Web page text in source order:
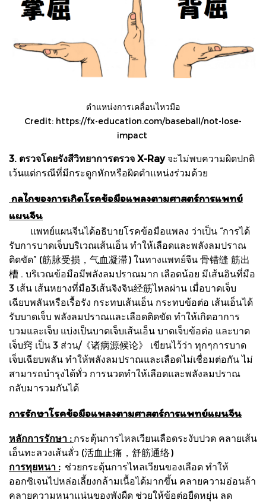
ตำแหน่งการเคลื่อนไหวมือ
Credit: https://fx-education.com/baseball/not-lose-
impact
3. ตรวจโดยรังสีวิทยาการตรวจ X-Rayจะไม่พบความผิดปกติ
เว้นแต่กรณีที่มีกระดูกหักหรือผิดตำแหน่งร่วมด้วย
กลไกของการเกิดโรคข้อมือแพลงตามศาสตร์การแพทย์
แผนจีน
แพทย์แผนจีนได้อธิบายโรคข้อมือแพลง ว่าเป็น “การได้
รับการบาดเจ็บบริเวณเส้นเอ็น ทำให้เลือดและพลังลมปราณ
ติดขัด” (筋脉受损，气血凝滞) ในทางแพทย์จีน 骨错缝 筋出
槽 . บริเวณข้อมือมีพลังลมปราณมาก เลือดน้อย มีเส้นอินที่มือ
3 เส้น เส้นหยางที่มือ3เส้นจิงจิน经筋ไหลผ่าน เมื่อบาดเจ็บ
เฉียบพลันหรือเรื้อรัง กระทบเส้นเอ็น กระทบข้อต่อ เส้นเอ็นได้
รับบาดเจ็บ พลังลมปราณและเลือดติดขัด ทำให้เกิดอาการ
บวมและเจ็บ แบ่งเป็นบาดเจ็บเส้นเอ็น บาดเจ็บข้อต่อ และบาด
เจ็บ窍 เป็น 3 ส่วน/《诸病源候论》 เขียนไว้ว่า ทุกๆการบาด
เจ็บเฉียบพลัน ทำให้พลังลมปราณและเลือดไม่เชื่อมต่อกัน ไม่
สามารถบำรุงได้ทั่ว การนวดทำให้เลือดและพลังลมปราณ
กลับมารวมกันได้
การรักษาโรคข้อมือแพลงตามศาสตร์การแพทย์แผนจีน
หลักการรักษา : กระตุ้นการไหลเวียนเลือดระงับปวด คลายเส้น
เอ็นทะลวงเส้นลั่ว (活血止痛，舒筋通络)
การทุยหนา :ช่วยกระตุ้นการไหลเวียนของเลือด ทำให้
ออกซิเจนไปหล่อเลี้ยงกล้ามเนื้อได้มากขึ้น คลายความอ่อนล้า
คลายความหนาแน่นของพังผืด ช่วยให้ข้อต่อยืดหยุ่น ลด